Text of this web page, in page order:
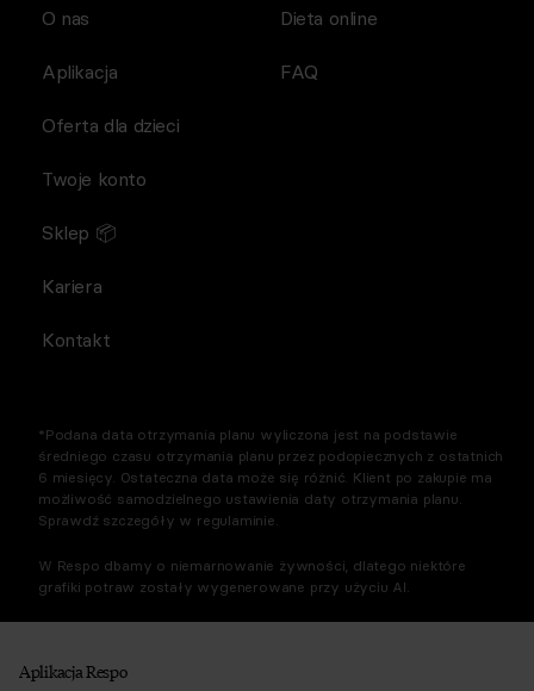
O nas
Aplikacja
Dieta online
FAQ
Oferta dla dzieci
Twoje konto
Sklep 📦
Kariera
Kontakt
*Podana data otrzymania planu wyliczona jest na podstawie
średniego czasu otrzymania planu przez podopiecznych z ostatnich
6 miesięcy. Ostateczna data może się różnić. Klient po zakupie ma
możliwość samodzielnego ustawienia daty otrzymania planu.
Sprawdź szczegóły w regulaminie.
W Respo dbamy o niemarnowanie żywności, dlatego niektóre
grafiki potraw zostały wygenerowane przy użyciu AI.
Aplikacja Respo